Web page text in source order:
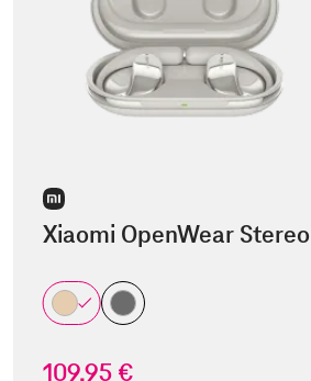
Xiaomi OpenWear Stereo
109,95 €